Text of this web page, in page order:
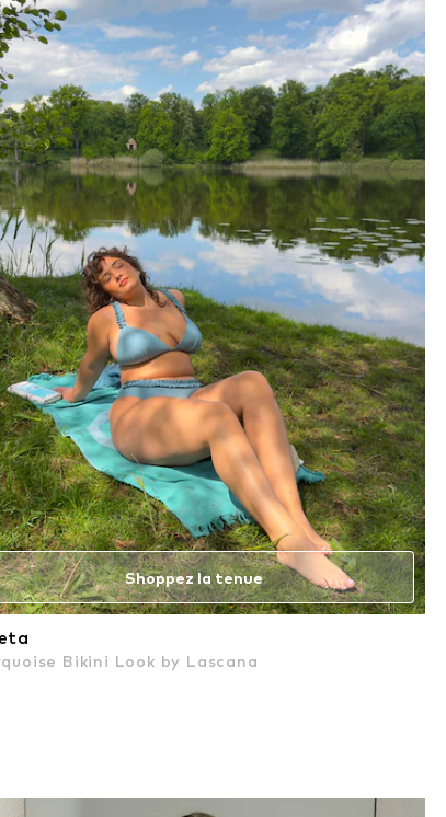
Shoppez la tenue
Bikini Look by Lascana